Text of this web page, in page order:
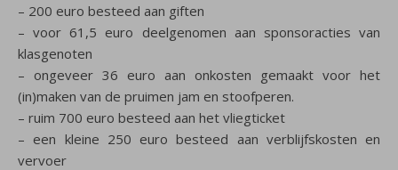
– 200 euro besteed aan giften
– voor 61,5 euro deelgenomen aan sponsoracties van
klasgenoten
– ongeveer 36 euro aan onkosten gemaakt voor het
(in)maken van de pruimen jam en stoofperen.
– ruim 700 euro besteed aan het vliegticket
– een kleine 250 euro besteed aan verblijfskosten en
vervoer